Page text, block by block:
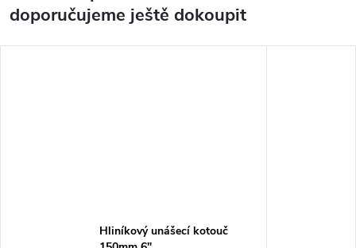
doporučujeme ještě dokoupit
Hliníkový unášecí kotouč